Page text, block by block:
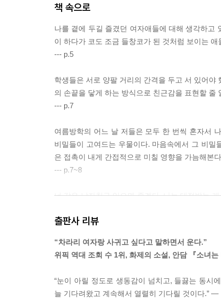
책 속으로
나를 곁에 두길 즐겼던 여자애들에 대해 생각하고
이 하다가 코도 조금 들창코가 된 것처럼 보이는
--- p.5
학생들은 서로 양팔 거리의 간격을 두고 서 있어
의 손끝을 닿게 하는 방식으로 친근감을 표현할 줄
--- p.7
여름방학의 어느 날 저들은 모두 한 번씩 혼자서
비밀들이 고여드는 우물이다. 마음속에서 그 비
은 접촉이 내게 간접적으로 미칠 영향을 가늠해본
--- p.7~8
너 같은 남자친구 있으면 좋겠다. 나는 대접받는
--- p.12
물론 다음 날이면 언제 그런 협정이 있었냔 듯 남
자애들은 여자가 아닌 애들을 괴롭히고, 여자가
자신은 늘 흙먼지와 비지땀과 말똥 냄새로 뒤덮여
출판사 리뷰
“차라리 여자랑 사귀고 싶다고 말하면서 운다.”
위픽 역대 조회 수 1위, 화제의 소설, 안담 『소녀
“눈이 아릴 정도로 생동감이 넘치고, 들끓는 동시
늘 기다려왔고 계속해서 열렬히 기다릴 것이다.” ―